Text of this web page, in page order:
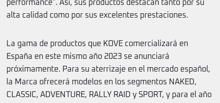
performance”. Así, sus productos destacan tanto por su
alta calidad como por sus excelentes prestaciones.
La gama de productos que KOVE comercializará en
España en este mismo año 2023 se anunciará
próximamente. Para su aterrizaje en el mercado español,
la Marca ofrecerá modelos en los segmentos NAKED,
CLASSIC, ADVENTURE, RALLY RAID y SPORT, y para el año